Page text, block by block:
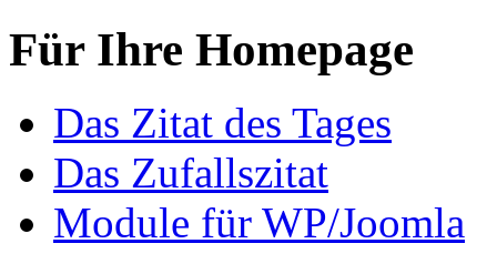
Für Ihre Homepage
Das Zitat des Tages
Das Zufallszitat
Module für WP/Joomla